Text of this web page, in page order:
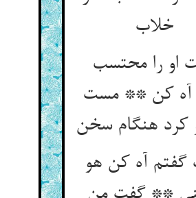
خلاب‏
او را محتسب
آه کن ** مست
کرد هنگام سخن‏
آه کن هو